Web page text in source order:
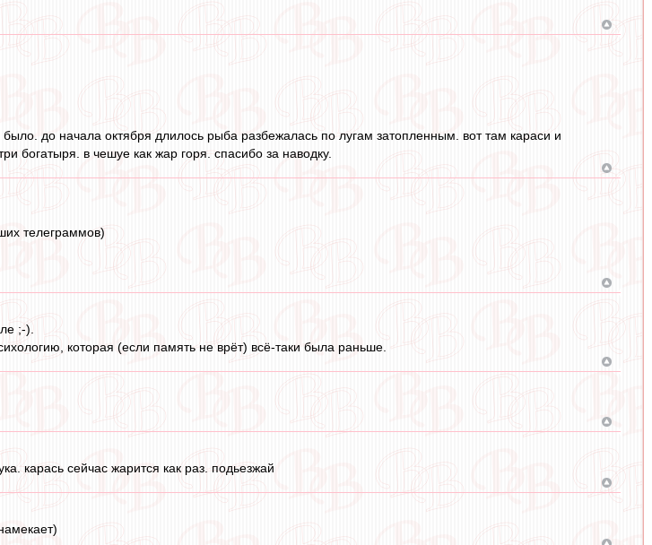
до начала октября длилось рыба разбежалась по лугам затопленным. вот там караси и
богатыря. в чешуе как жар горя. спасибо за наводку.
телеграммов)
;-).
которая (если память не врёт) всё-таки была раньше.
карась сейчас жарится как раз. подьезжай